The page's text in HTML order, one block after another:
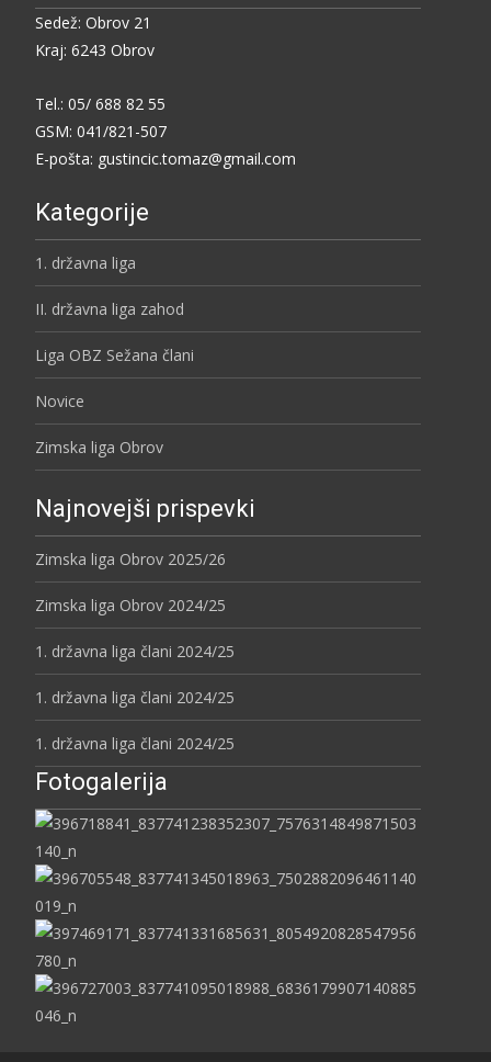
Sedež: Obrov 21
Kraj: 6243 Obrov
Tel.: 05/ 688 82 55
GSM: 041/821-507
E-pošta: gustincic.tomaz@gmail.com
Kategorije
1. državna liga
II. državna liga zahod
Liga OBZ Sežana člani
Novice
Zimska liga Obrov
Najnovejši prispevki
Zimska liga Obrov 2025/26
Zimska liga Obrov 2024/25
1. državna liga člani 2024/25
1. državna liga člani 2024/25
1. državna liga člani 2024/25
Fotogalerija